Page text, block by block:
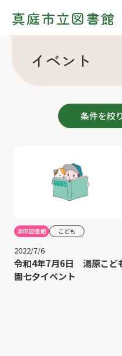
真庭市立図書館
イベント
条件を絞
湯原図書館 こども
2022/7/6
令和4年7月6日 湯原こど
園七夕イベント